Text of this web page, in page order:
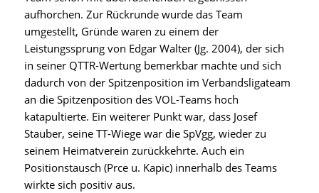
aufhorchen. Zur Rückrunde wurde das Team
umgestellt, Gründe waren zu einem der
Leistungssprung von Edgar Walter (Jg. 2004), der sich
in seiner QTTR-Wertung bemerkbar machte und sich
dadurch von der Spitzenposition im Verbandsligateam
an die Spitzenposition des VOL-Teams hoch
katapultierte. Ein weiterer Punkt war, dass Josef
Stauber, seine TT-Wiege war die SpVgg, wieder zu
seinem Heimatverein zurückkehrte. Auch ein
Positionstausch (Prce u. Kapic) innerhalb des Teams
wirkte sich positiv aus.